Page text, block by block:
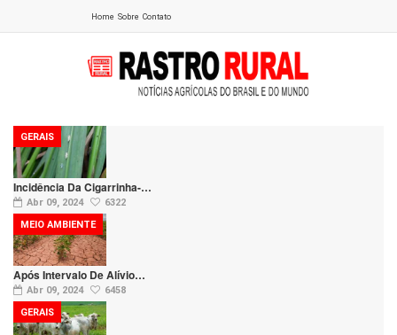
Home Sobre Contato
Incidência Da Cigarrinha-…
Abr 09, 2024 6322
GERAIS
Após Intervalo De Alívio…
Abr 09, 2024 6458
MEIO AMBIENTE
GERAIS